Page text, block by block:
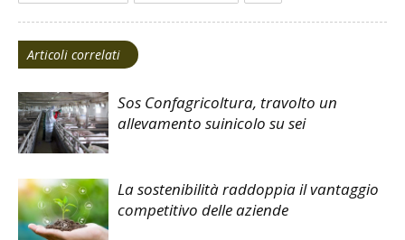
Articoli correlati
Sos Confagricoltura, travolto un
allevamento suinicolo su sei
La sostenibilità raddoppia il vantaggio
competitivo delle aziende